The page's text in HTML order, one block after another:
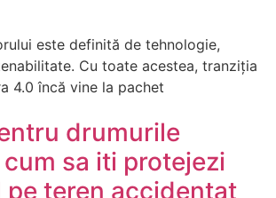
este definită de tehnologie,
Cu toate acestea, tranziția
4.0 încă vine la pachet
drumurile
sa iti protejezi
pe teren accidentat